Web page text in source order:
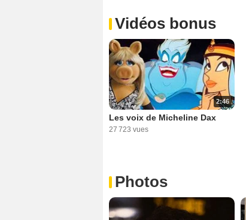
Vidéos bonus
2:46
Les voix de Micheline Dax
27 723 vues
Photos